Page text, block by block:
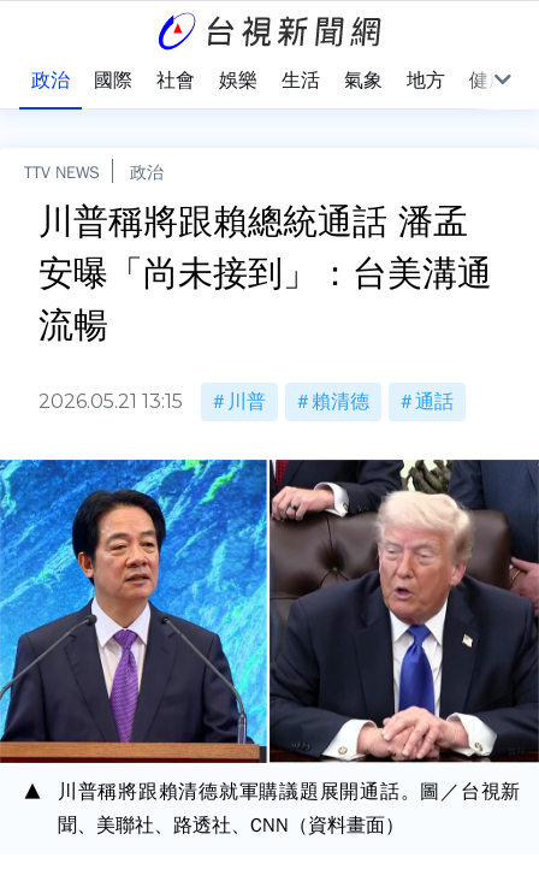
政治 國際 社會 娛樂 生活 氣象 地方 健康
TTV NEWS 政治
川普稱將跟賴總統通話 潘孟
安曝「尚未接到」：台美溝通
流暢
2026.05.21 13:15 川普 賴清德 通話
川普稱將跟賴清德就軍購議題展開通話。圖／台視新
聞、美聯社、路透社、CNN（資料畫面）